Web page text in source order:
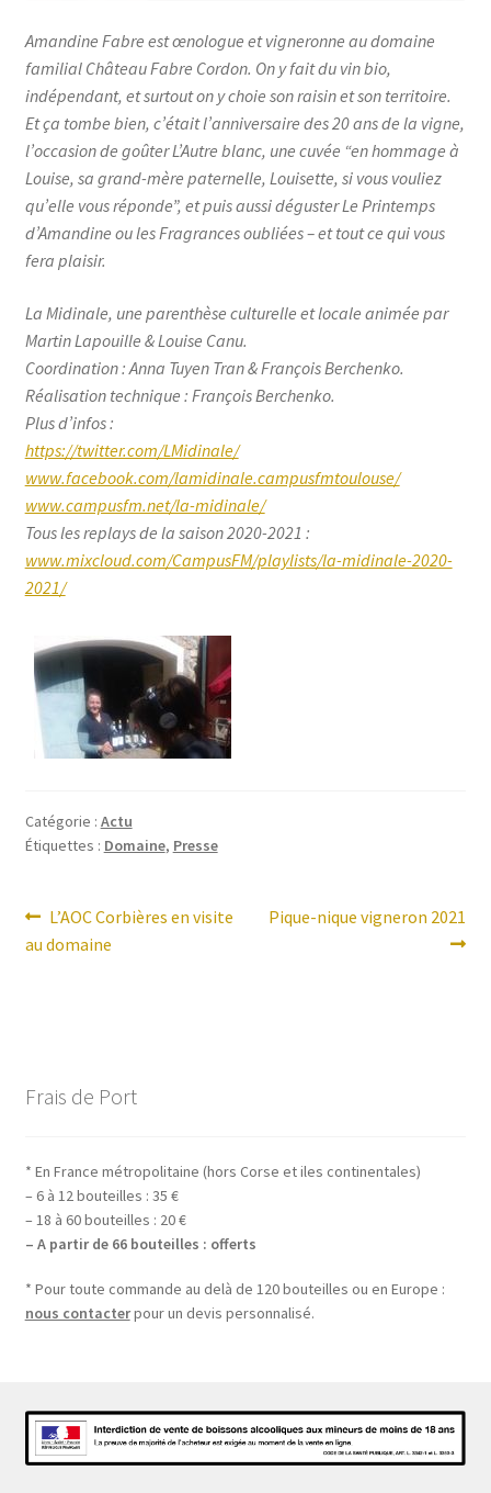
Amandine Fabre est œnologue et vigneronne au domaine
familial Château Fabre Cordon. On y fait du vin bio,
indépendant, et surtout on y choie son raisin et son territoire.
Et ça tombe bien, c’était l’anniversaire des 20 ans de la vigne,
l’occasion de goûter L’Autre blanc, une cuvée “en hommage à
Louise, sa grand-mère paternelle, Louisette, si vous vouliez
qu’elle vous réponde”, et puis aussi déguster Le Printemps
d’Amandine ou les Fragrances oubliées – et tout ce qui vous
fera plaisir.
La Midinale, une parenthèse culturelle et locale animée par
Martin Lapouille & Louise Canu.
Coordination : Anna Tuyen Tran & François Berchenko.
Réalisation technique : François Berchenko.
Plus d’infos :
https://twitter.com/LMidinale/
www.facebook.com/lamidinale.campusfmtoulouse/
www.campusfm.net/la-midinale/
Tous les replays de la saison 2020-2021 :
www.mixcloud.com/CampusFM/playlists/la-midinale-2020-
2021/
Catégorie : Actu
Étiquettes : Domaine, Presse
Navigation
de
Article
précédent :
L’AOC Corbières en visite
au domaine
Article
Pique-nique vigneron 2021
Frais de Port
* En France métropolitaine (hors Corse et iles continentales)
– 6 à 12 bouteilles : 35 €
– 18 à 60 bouteilles : 20 €
– A partir de 66 bouteilles : offerts
* Pour toute commande au delà de 120 bouteilles ou en Europe :
nous contacterpour un devis personnalisé.